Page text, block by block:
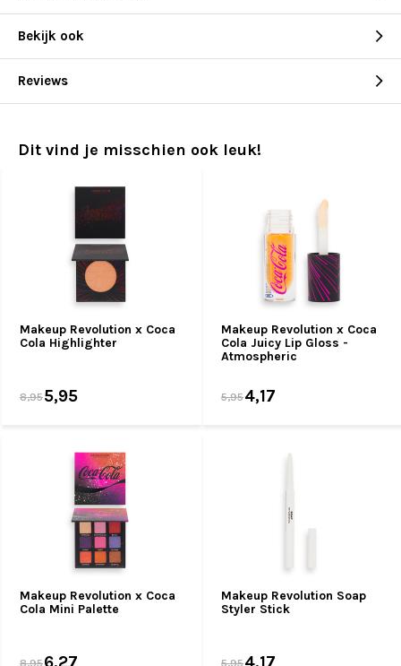
Bekijk ook
Reviews
Dit vind je misschien ook leuk!
Makeup Revolution x Coca
Cola Highlighter
8,955,95
Makeup Revolution x Coca
Cola Juicy Lip Gloss -
Atmospheric
5,954,17
Makeup Revolution x Coca
Cola Mini Palette
8,95
Makeup Revolution Soap
Styler Stick
5,95